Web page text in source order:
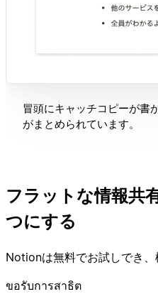
冒頭にキャッチコピーが書
がまとめられています。
フラットな情報共
つにする
Notionは無料でお試しでき、
ขอรับการสาธิต